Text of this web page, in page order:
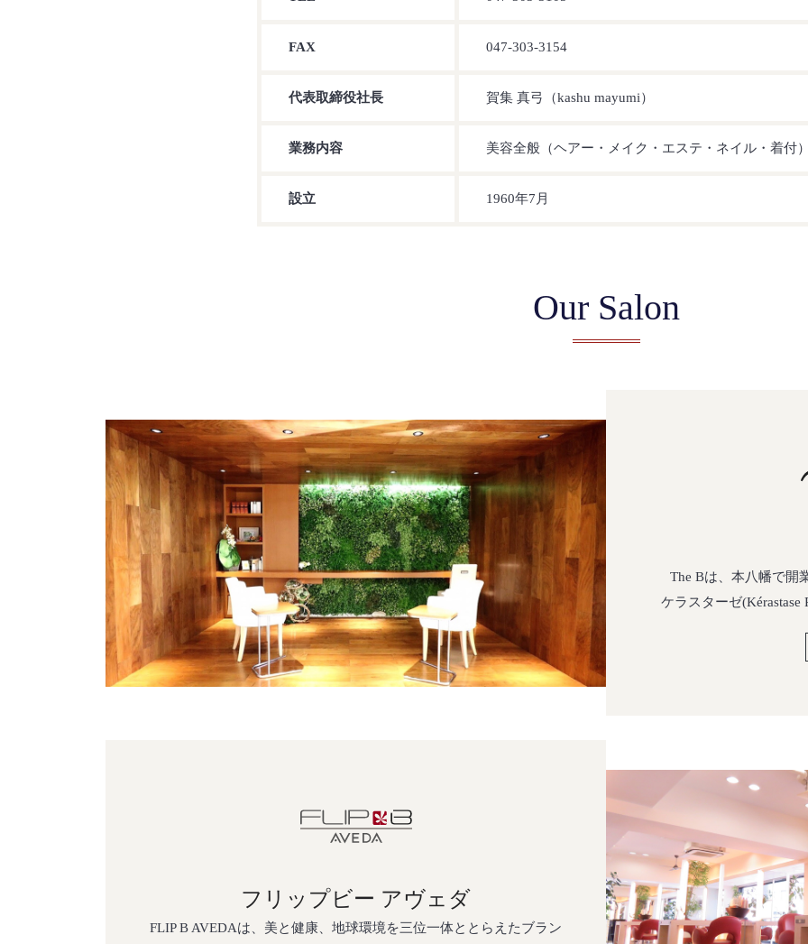
FAX 047-303-3154
代表取締役社長 賀集 真弓（kashu mayumi）
業務内容 美容全般（ヘアー・メイク・エステ・ネイル・着付
設立 1960年7月
Our Salon
The Bは、本八幡で開
ケラスターゼ
フリップビー アヴェダ
FLIP B AVEDAは、美と健康、地球環境を三位一体ととらえたブラン